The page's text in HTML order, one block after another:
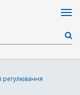
регулювання